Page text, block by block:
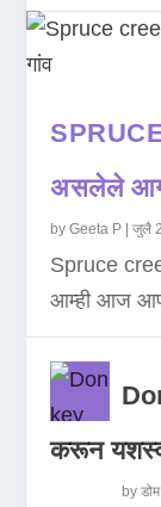
असलेले
byGeeta P |जुलै
Spruce
आम्ही आज
करून
by